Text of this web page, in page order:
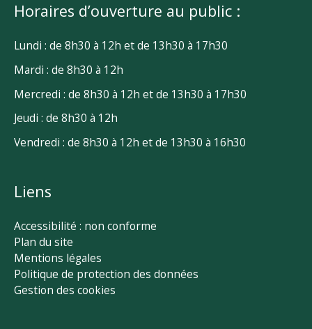
Horaires d’ouverture au public :
Lundi : de 8h30 à 12h et de 13h30 à 17h30
Mardi : de 8h30 à 12h
Mercredi : de 8h30 à 12h et de 13h30 à 17h30
Jeudi : de 8h30 à 12h
Vendredi : de 8h30 à 12h et de 13h30 à 16h30
Liens
Accessibilité : non conforme
Plan du site
Mentions légales
Politique de protection des données
Gestion des cookies